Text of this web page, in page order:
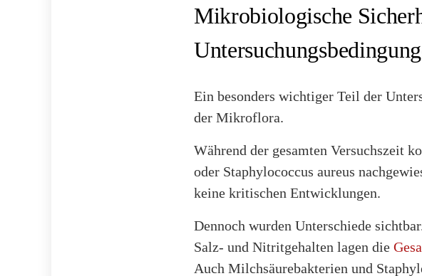
Mikrobiologische
Ein besonders wichtiger Teil der
der Mikroflora.
Während der gesamten Versuchszeit
oder Staphylococcus aureus
keine kritischen Entwicklungen.
Dennoch wurden Unterschiede
Salz- und Nitritgehalten lagen die
Auch Milchsäurebakterien und